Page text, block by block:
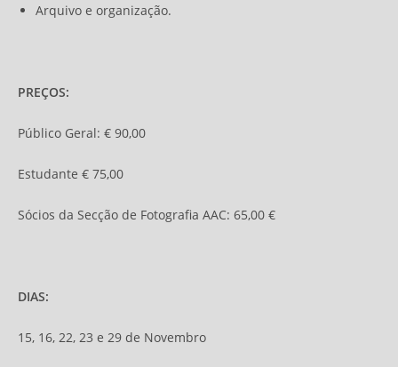
Arquivo e organização.
PREÇOS:
Público Geral: € 90,00
Estudante € 75,00
Sócios da Secção de Fotografia AAC: 65,00 €
DIAS:
15, 16, 22, 23 e 29 de Novembro